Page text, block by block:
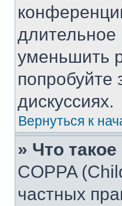
уменьшить
попробуйте
дискуссиях.
Вернуться к
» Что такое
COPPA
частных